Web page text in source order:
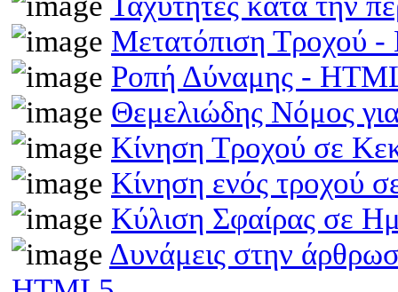
Μετατόπιση Τροχού
Ροπή Δύναμης -
Θεμελιώδης Νόμος
Κίνηση Τροχού σε
Κίνηση ενός τροχού
Κύλιση Σφαίρας σε
Δυνάμεις στην